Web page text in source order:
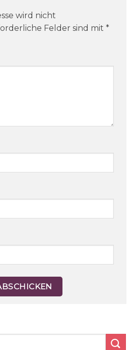
wird nicht
Felder sind mit *